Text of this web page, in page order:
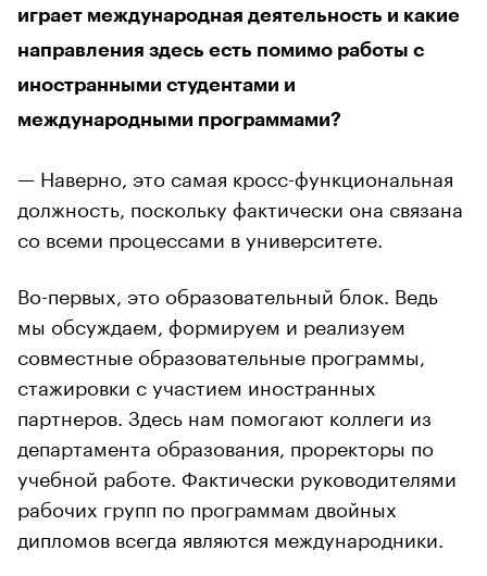
играет международная деятельность и какие
направления здесь есть помимо работы с
иностранными студентами и
международными программами?
— Наверно, это самая кросс-функциональная
должность, поскольку фактически она связана
со всеми процессами в университете.
Во-первых, это образовательный блок. Ведь
мы обсуждаем, формируем и реализуем
совместные образовательные программы,
стажировки с участием иностранных
партнеров. Здесь нам помогают коллеги из
департамента образования, проректоры по
учебной работе. Фактически руководителями
рабочих групп по программам двойных
дипломов всегда являются международники.